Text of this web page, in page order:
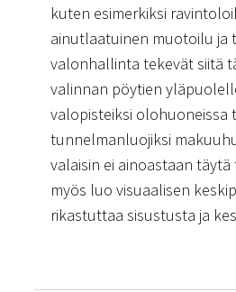
kuten esimerkiksi
ainutlaatuinen muotoilu ja
valonhallinta tekevät siitä
valinnan pöytien
valopisteiksi olohuoneissa
tunnelmanluojiksi
valaisin ei ainoastaan
myös luo visuaalisen
rikastuttaa sisustusta ja